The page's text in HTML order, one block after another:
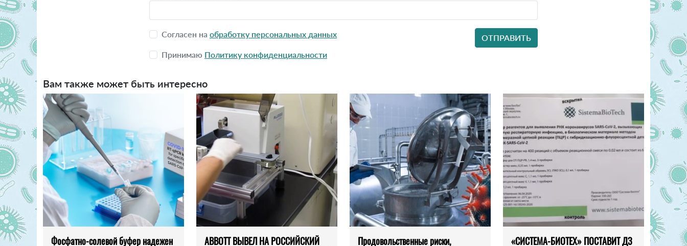
Согласен на обработку персональных данных
Принимаю Политику конфиденциальности
Вам также может быть интересно
Фосфатно-солевой буфер надежен
ABBOTT ВЫВЕЛ НА РОССИЙСКИЙ
Продовольственные риски,
«СИСТЕМА-БИОТЕХ» ПОСТАВИТ ДЗ